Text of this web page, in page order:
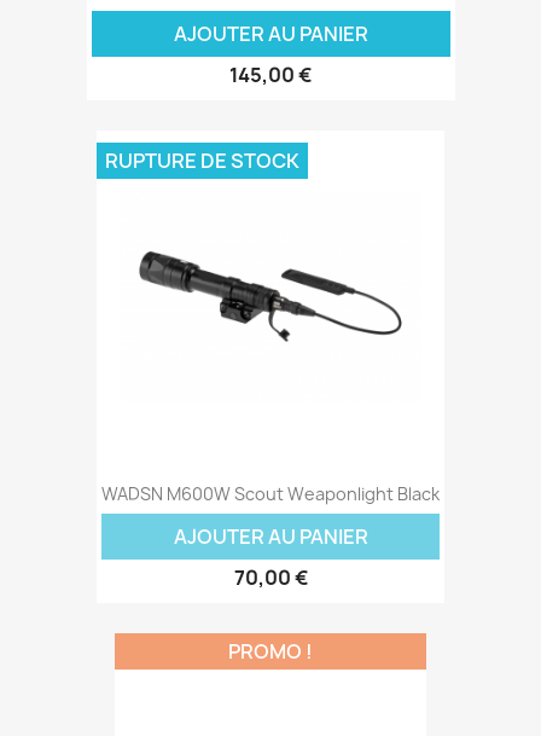
AJOUTER AU PANIER
145,00 €
WADSN M600W Scout Weaponlight Black
AJOUTER AU PANIER
70,00 €
RUPTURE DE STOCK
PROMO !